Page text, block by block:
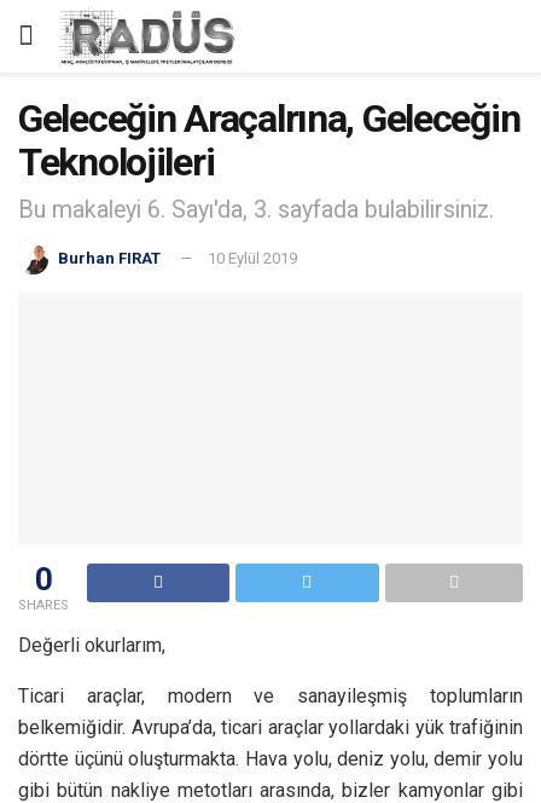
Geleceğin Araçalrına, Geleceğin
Teknolojileri
Bu makaleyi 6. Sayı'da, 3. sayfada bulabilirsiniz.
Burhan FIRAT 10 Eylül 2019
0
SHARES
Değerli okurlarım,
Ticari araçlar, modern ve sanayileşmiş toplumların
belkemiğidir. Avrupa’da, ticari araçlar yollardaki yük trafiğinin
dörtte üçünü oluşturmakta. Hava yolu, deniz yolu, demir yolu
gibi bütün nakliye metotları arasında, bizler kamyonlar gibi